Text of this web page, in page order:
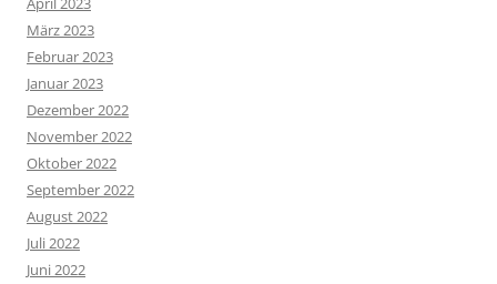
März 2023
Februar 2023
Januar 2023
Dezember 2022
November 2022
Oktober 2022
September 2022
August 2022
Juli 2022
Juni 2022